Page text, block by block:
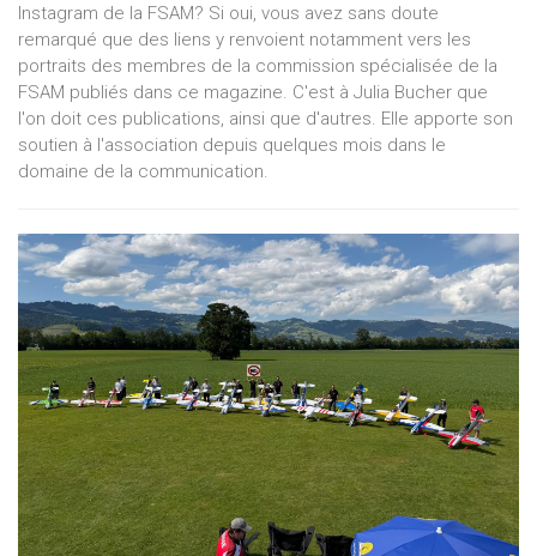
Instagram de la FSAM? Si oui, vous avez sans doute
remarqué que des liens y renvoient notamment vers les
portraits des membres de la commission spécialisée de la
FSAM publiés dans ce magazine. C'est à Julia Bucher que
l'on doit ces publications, ainsi que d'autres. Elle apporte son
soutien à l'association depuis quelques mois dans le
domaine de la communication.